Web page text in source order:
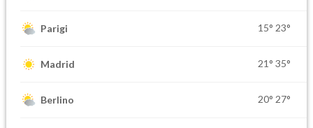
Parigi 15° 23°
Madrid 21° 35°
Berlino 20° 27°